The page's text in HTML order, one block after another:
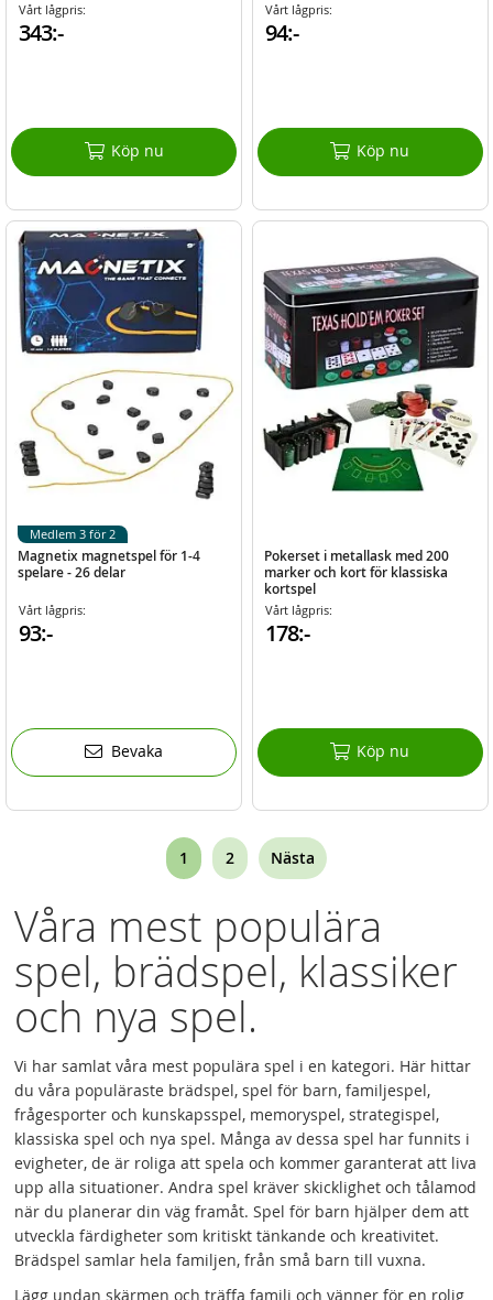
Vårt lågpris:
343:-
Köp nu
Vårt lågpris:
94:-
Köp nu
Magnetix magnetspel för 1-4
spelare - 26 delar
Vårt lågpris:
93:-
Bevaka
Medlem 3 för 2
Pokerset i metallask med 200
marker och kort för klassiska
kortspel
Vårt lågpris:
178:-
Köp nu
Page
You're
reading
page
1 Page
2 Nästa
Våra mest populära
spel, brädspel, klassiker
och nya spel.
Vi har samlat våra mest populära spel i en kategori. Här hittar
du våra populäraste brädspel, spel för barn, familjespel,
frågesporter och kunskapsspel, memoryspel, strategispel,
klassiska spel och nya spel. Många av dessa spel har funnits i
evigheter, de är roliga att spela och kommer garanterat att liva
upp alla situationer. Andra spel kräver skicklighet och tålamod
när du planerar din väg framåt. Spel för barn hjälper dem att
utveckla färdigheter som kritiskt tänkande och kreativitet.
Brädspel samlar hela familjen, från små barn till vuxna.
Lägg undan skärmen och träffa familj och vänner för en rolig